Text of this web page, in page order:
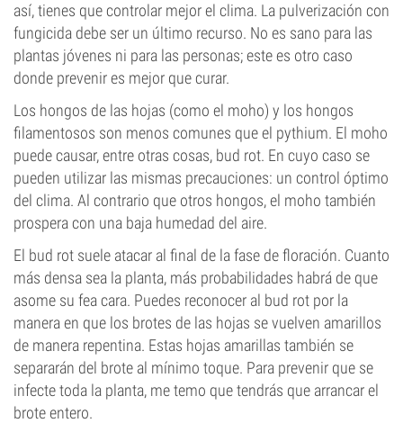
así, tienes que controlar mejor el clima. La pulverización con
fungicida debe ser un último recurso. No es sano para las
plantas jóvenes ni para las personas; este es otro caso
donde prevenir es mejor que curar.
Los hongos de las hojas (como el moho) y los hongos
filamentosos son menos comunes que el pythium. El moho
puede causar, entre otras cosas, bud rot. En cuyo caso se
pueden utilizar las mismas precauciones: un control óptimo
del clima. Al contrario que otros hongos, el moho también
prospera con una baja humedad del aire.
El bud rot suele atacar al final de la fase de floración. Cuanto
más densa sea la planta, más probabilidades habrá de que
asome su fea cara. Puedes reconocer al bud rot por la
manera en que los brotes de las hojas se vuelven amarillos
de manera repentina. Estas hojas amarillas también se
separarán del brote al mínimo toque. Para prevenir que se
infecte toda la planta, me temo que tendrás que arrancar el
brote entero.